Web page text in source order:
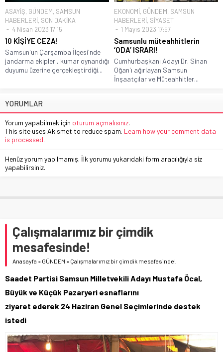
ASAYİŞ, GÜNDEM, SAMSUN
HABERLERİ, SON DAKİKA
4 Nisan 2023 17:15
10 KİŞİYE CEZA!
Samsun'un Çarşamba İlçesi'nde
jandarma ekipleri, kumar oynandığı
duyumu üzerine gerçekleştirdiği...
EKONOMİ, GÜNDEM, SAMSUN
HABERLERİ, SİYASET
1 Mayıs 2023 17:57
Samsunlu müteahhitlerin
‘ODA’ ISRARI!
Cumhurbaşkanı Adayı Dr. Sinan
Oğan'ı ağırlayan Samsun
İnşaatçılar ve Müteahhitler...
YORUMLAR
Yorum yapabilmek için oturum açmalısınız.
This site uses Akismet to reduce spam. Learn how your comment data
is processed.
Henüz yorum yapılmamış. İlk yorumu yukarıdaki form aracılığıyla siz
yapabilirsiniz.
Çalışmalarımız bir çimdik
mesafesinde!
Anasayfa » GÜNDEM » Çalışmalarımız bir çimdik mesafesinde!
Saadet Partisi Samsun Milletvekili Adayı Mustafa Öcal,
Büyük ve Küçük Pazaryeri esnaflarını
ziyaret ederek 24 Haziran Genel Seçimlerinde destek
istedi